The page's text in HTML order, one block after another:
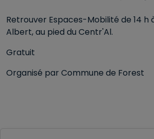
Retrouver Espaces-Mobilité de 14 h
Albert, au pied du Centr'Al.
Gratuit
Organisé par Commune de Forest